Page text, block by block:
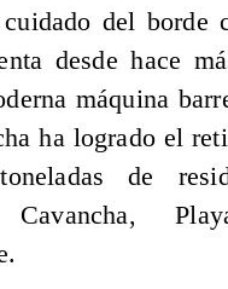
del borde
desde hace
máquina
ha logrado el
de
Cavancha,